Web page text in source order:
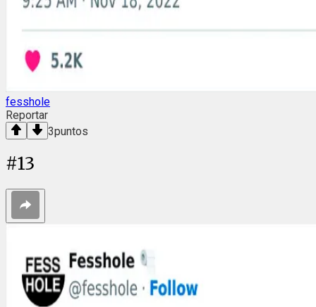
fesshole
Reportar
3puntos
#13